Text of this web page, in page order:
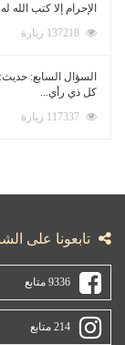
الإحرام إلا كتب الله له...
السؤال السابع:
كل ذي رأي...
تابعونا على
9336 متابع
214 متابع